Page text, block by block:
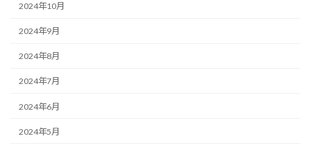
2024年10月
2024年9月
2024年8月
2024年7月
2024年6月
2024年5月